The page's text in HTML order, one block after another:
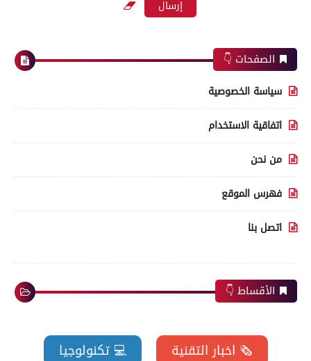
الصفحات 👇
سياسة الخصوصية
اتفاقية الاستخدام
من نحن
فهرس الموقع
اتصل بنا
الأقساط 👇
🗞️ اخبار التقنية
💻 تكنولوجيا